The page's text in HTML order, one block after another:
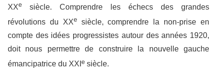
XXe siècle. Comprendre les échecs des grandes
révolutions du XXesiècle, comprendre la non-prise en
compte des idées progressistes autour des années 1920,
doit nous permettre de construire la nouvelle gauche
émancipatrice du XXI e siècle.